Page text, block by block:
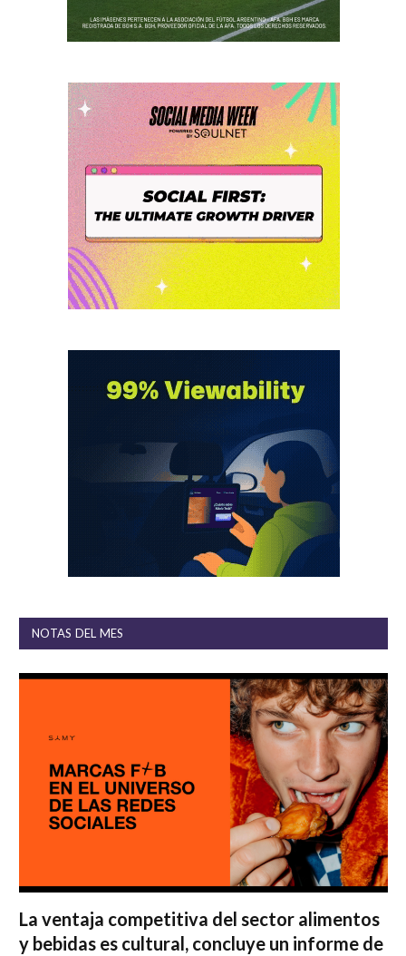
NOTAS DEL MES
La ventaja competitiva del sector alimentos
y bebidas es cultural, concluye un informe de